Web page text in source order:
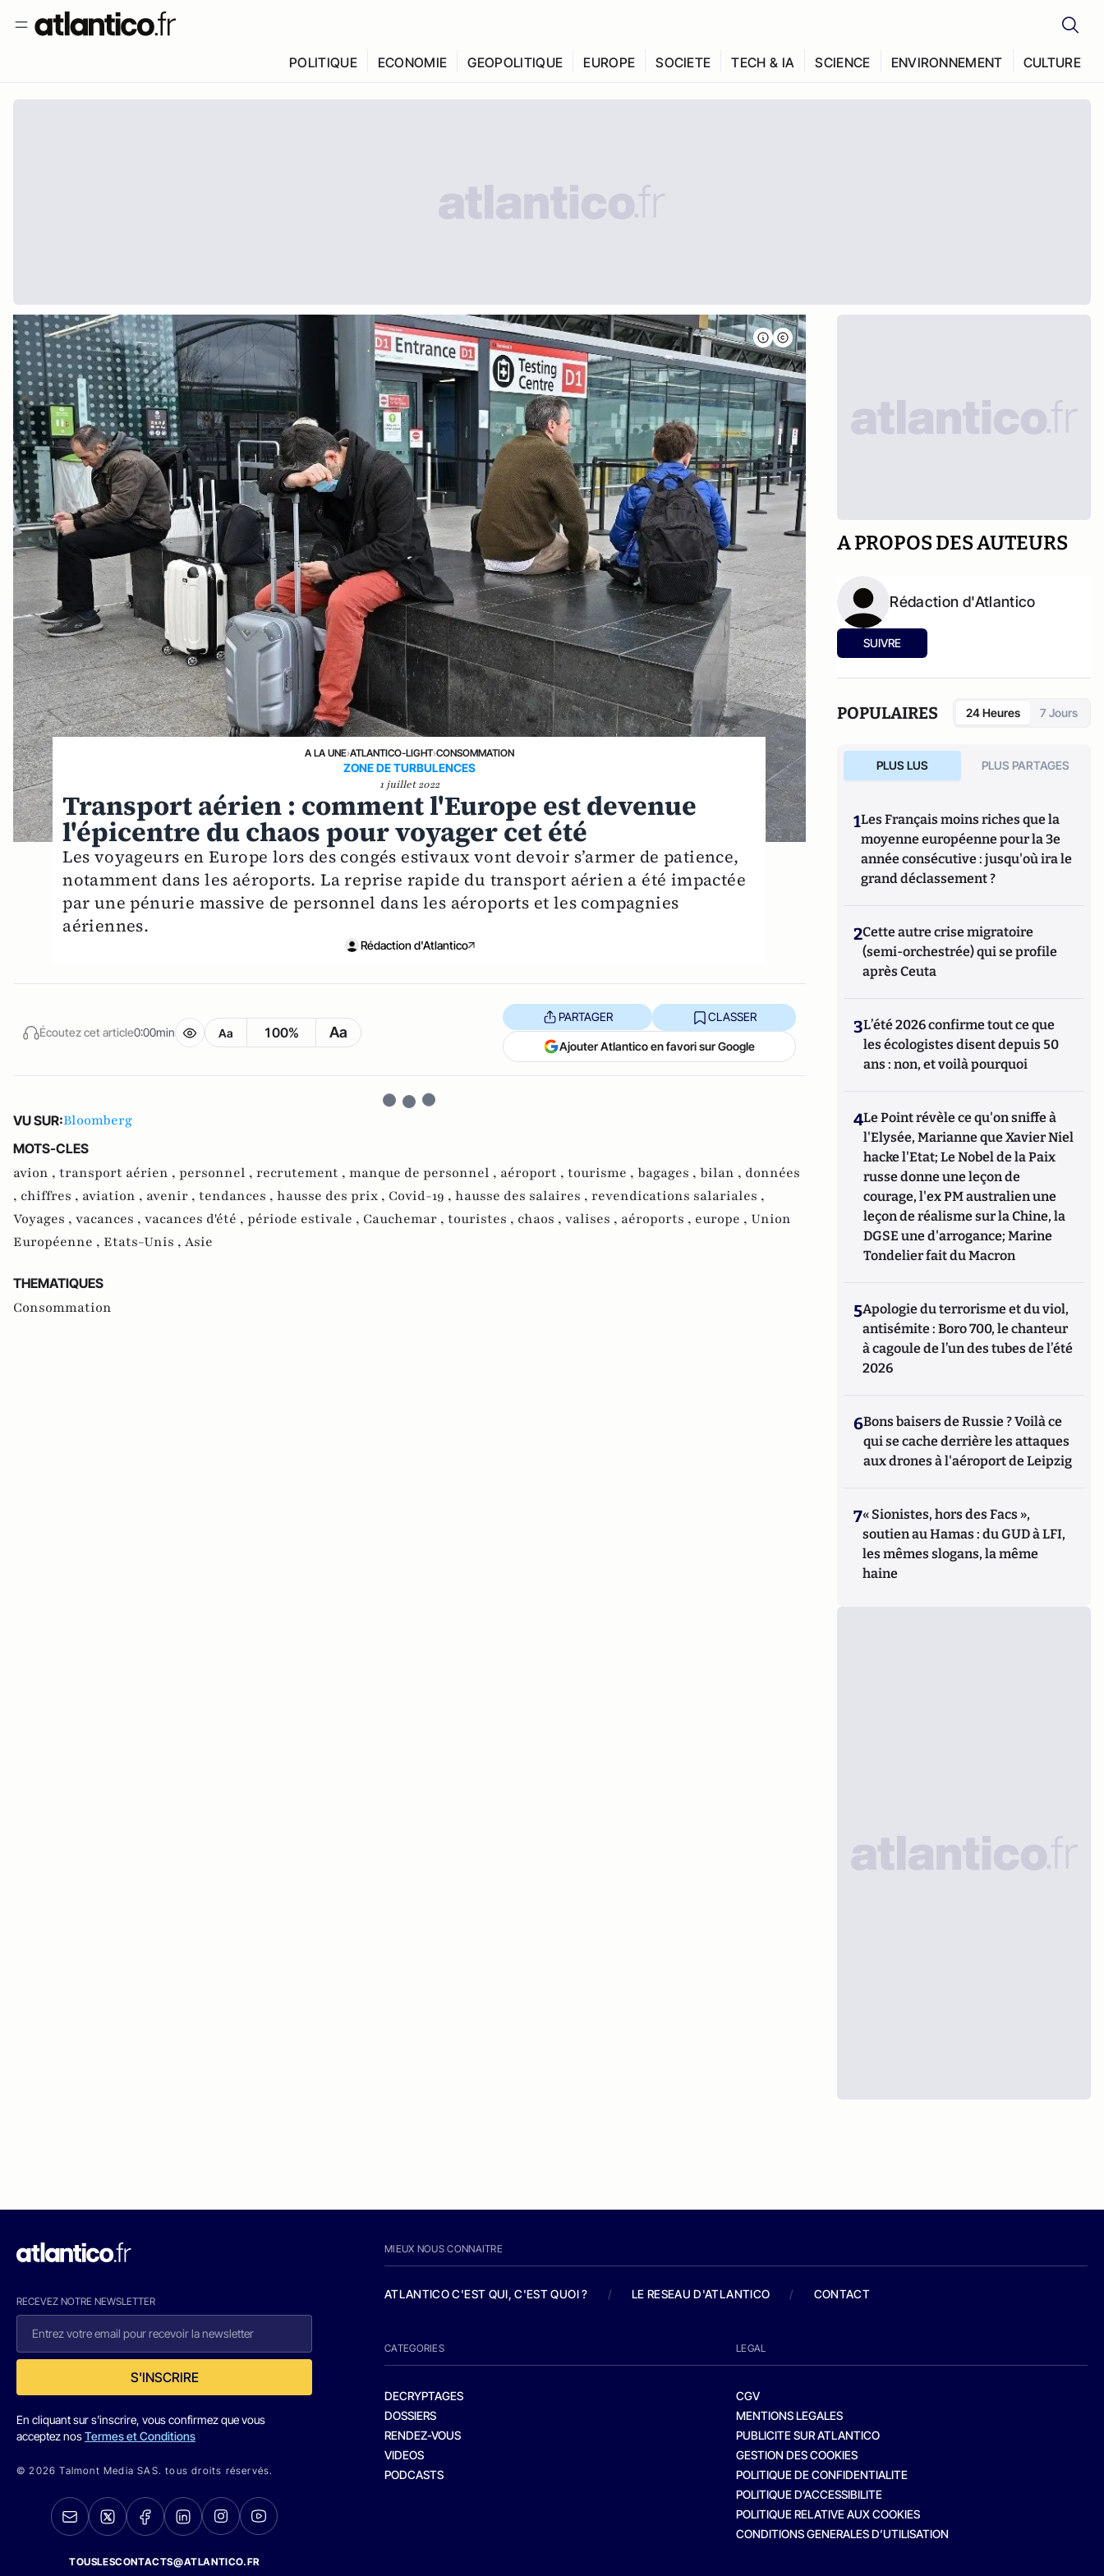
POLITIQUE ECONOMIE GEOPOLITIQUE EUROPE SOCIETE TECH & IA SCIENCE ENVIRONNEMENT CULTURE
A LA UNE›ATLANTICO-LIGHT›CONSOMMATION
ZONE DE TURBULENCES
1 juillet 2022
Transport aérien : comment l'Europe est devenue
l'épicentre du chaos pour voyager cet été
Les voyageurs en Europe lors des congés estivaux vont devoir s’armer de patience,
notamment dans les aéroports. La reprise rapide du transport aérien a été impactée
par une pénurie massive de personnel dans les aéroports et les compagnies
aériennes.
Rédaction d'Atlantico
Écoutez cet article0:00min Aa 100% Aa
PARTAGER CLASSER
Ajouter Atlantico en favori sur Google
VU SUR:Bloomberg
MOTS-CLES
avion , transport aérien , personnel , recrutement , manque de personnel , aéroport , tourisme , bagages , bilan , données
, chiffres , aviation , avenir , tendances , hausse des prix , Covid-19 , hausse des salaires , revendications salariales ,
Voyages , vacances , vacances d'été , période estivale , Cauchemar , touristes , chaos , valises , aéroports , europe , Union
Européenne , Etats-Unis , Asie
THEMATIQUES
Consommation
A PROPOS DES AUTEURS
Rédaction d'Atlantico
SUIVRE
POPULAIRES 24 Heures 7 Jours
PLUS LUS PLUS PARTAGES
1Les Français moins riches que la
moyenne européenne pour la 3e
année consécutive : jusqu'où ira le
grand déclassement ?
2Cette autre crise migratoire
(semi-orchestrée) qui se profile
après Ceuta
3L’été 2026 confirme tout ce que
les écologistes disent depuis 50
ans : non, et voilà pourquoi
4Le Point révèle ce qu'on sniffe à
l'Elysée, Marianne que Xavier Niel
hacke l'Etat; Le Nobel de la Paix
russe donne une leçon de
courage, l'ex PM australien une
leçon de réalisme sur la Chine, la
DGSE une d'arrogance; Marine
Tondelier fait du Macron
5Apologie du terrorisme et du viol,
antisémite : Boro 700, le chanteur
à cagoule de l’un des tubes de l’été
2026
6Bons baisers de Russie ? Voilà ce
qui se cache derrière les attaques
aux drones à l'aéroport de Leipzig
7« Sionistes, hors des Facs »,
soutien au Hamas : du GUD à LFI,
les mêmes slogans, la même
haine
RECEVEZ NOTRE NEWSLETTER
S'INSCRIRE
En cliquant sur s'inscrire, vous confirmez que vous
acceptez nosTermes et Conditions
© 2026 Talmont Media SAS. tous droits réservés.
TOUSLESCONTACTS@ATLANTICO.FR
MIEUX NOUS CONNAITRE
ATLANTICO C'EST QUI, C'EST QUOI ? / LE RESEAU D'ATLANTICO / CONTACT
CATEGORIES
DECRYPTAGES
DOSSIERS
RENDEZ-VOUS
VIDEOS
PODCASTS
LEGAL
CGV
MENTIONS LEGALES
PUBLICITE SUR ATLANTICO
GESTION DES COOKIES
POLITIQUE DE CONFIDENTIALITE
POLITIQUE D’ACCESSIBILITE
POLITIQUE RELATIVE AUX COOKIES
CONDITIONS GENERALES D’UTILISATION